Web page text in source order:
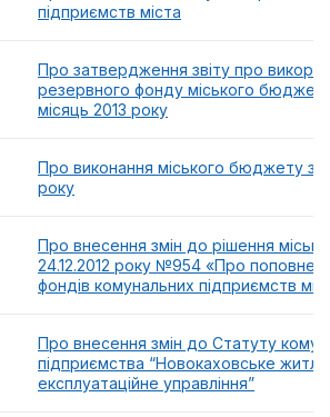
підприємств міста
Про затвердження звіту про
резервного фонду міського
місяць 2013 року
Про виконання міського бюджету за І
року
Про внесення змін до рішення
24.12.2012 року №954 «Про
фондів комунальних підприємств
Про внесення змін до Статуту
підприємства “Новокаховське
експлуатаційне управління”